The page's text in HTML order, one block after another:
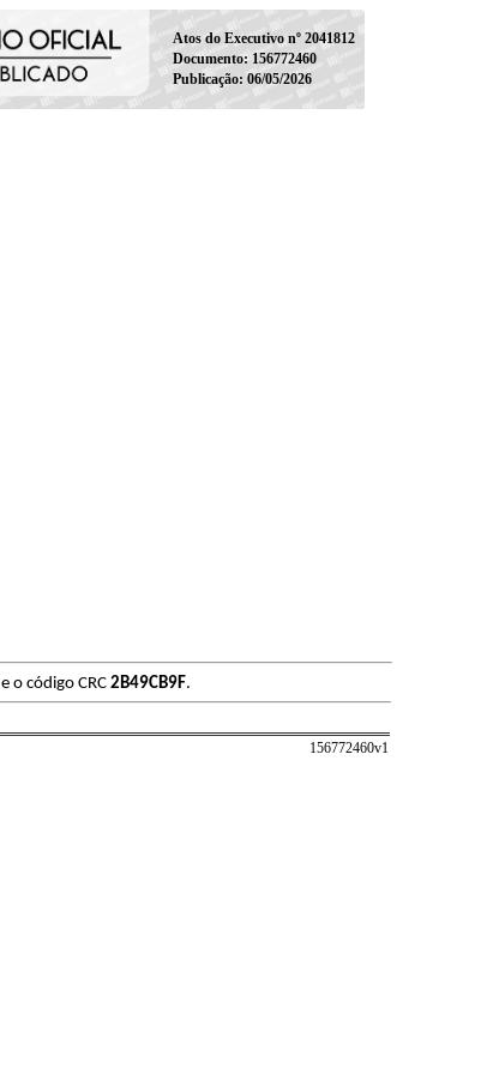
Atos do Executivo nº 2041812
Documento: 156772460
Publicação: 06/05/2026
e o código CRC2B49CB9F.
156772460v1